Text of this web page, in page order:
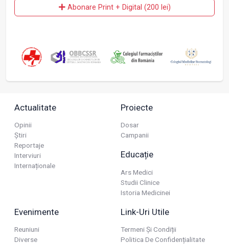
Abonare Print + Digital (200 lei)
Actualitate
Opinii
Știri
Reportaje
Interviuri
Internaționale
Proiecte
Dosar
Campanii
Educație
Ars Medici
Studii Clinice
Istoria Medicinei
Evenimente
Reuniuni
Diverse
Link-Uri Utile
Termeni Și Condiții
Politica De Confidențialitate